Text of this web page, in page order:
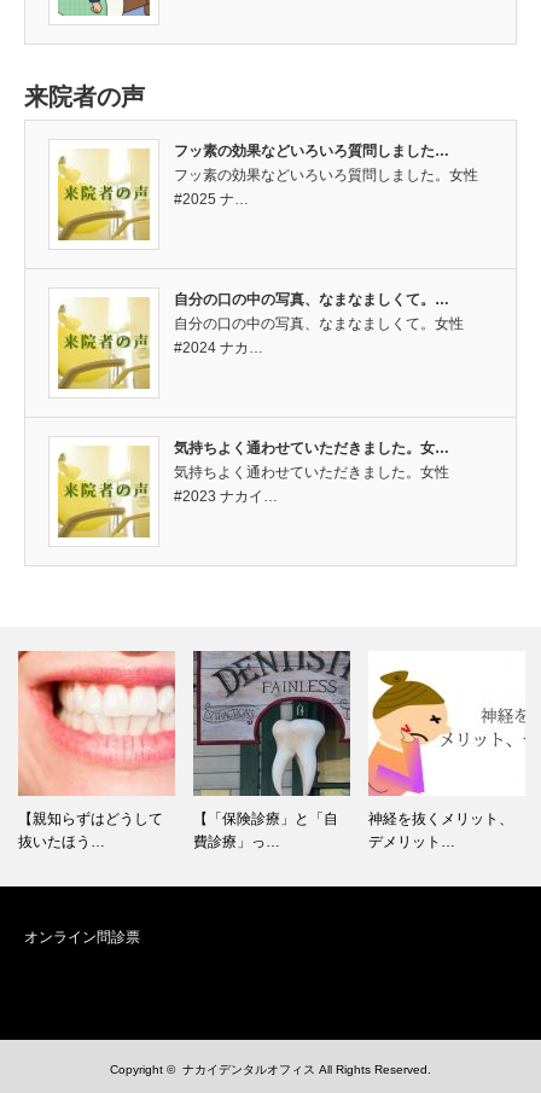
来院者の声
フッ素の効果などいろいろ質問しました…
フッ素の効果などいろいろ質問しました。女性
#2025 ナ…
自分の口の中の写真、なまなましくて。…
自分の口の中の写真、なまなましくて。女性
#2024 ナカ…
気持ちよく通わせていただきました。女…
気持ちよく通わせていただきました。女性
#2023 ナカイ…
【親知らずはどうして
抜いたほう…
【「保険診療」と「自
費診療」っ…
神経を抜くメリット、
デメリット…
オンライン問診票
Copyright © ナカイデンタルオフィス All Rights Reserved.